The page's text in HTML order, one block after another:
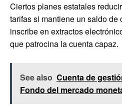
Ciertos planes estatales
tarifas si mantiene un saldo de
inscribe en extractos
que patrocina la cuenta capaz.
See also Cuenta de
Fondo del mercado